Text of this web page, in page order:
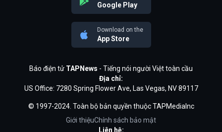
Google Play
Download on the
App Store
Báo điện tử TAPNews - Tiếng nói người Việt toàn cầu
Địa chỉ:
US Office: 7280 Spring Flower Ave, Las Vegas, NV 89117
© 1997-2024. Toàn bộ bản quyền thuộc TAPMediaInc
Giới thiệuChính sách bảo mật
Liên hệ: